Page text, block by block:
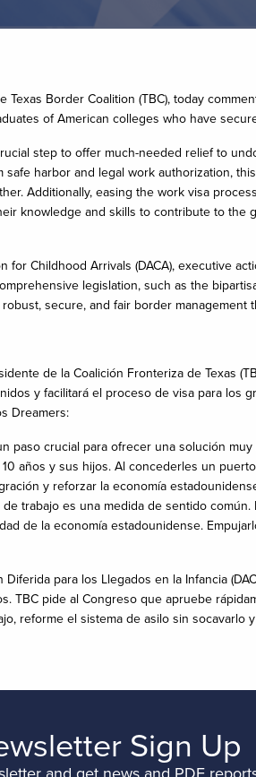
Texas Border Coalition (TBC), today
of American colleges who have
step to offer much-needed relief to
harbor and legal work authorization,
Additionally, easing the work visa
knowledge and skills to contribute to
Childhood Arrivals (DACA), executive
legislation, such as the
secure, and fair border management
de la Coalición Fronteriza de Texas
y facilitará el proceso de visa para los
Dreamers:
paso crucial para ofrecer una solución
años y sus hijos. Al concederles un
y reforzar la economía
trabajo es una medida de sentido
de la economía estadounidense.
para los Llegados en la Infancia
TBC pide al Congreso que apruebe
reforme el sistema de asilo sin
Sign Up